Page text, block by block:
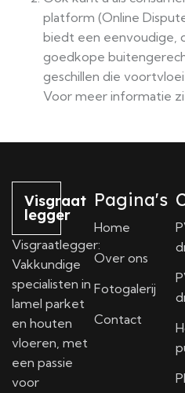
platform (Online
biedt een eenvoudige,
goedkope
geschillen die
Voor meer informatie
Visgraat
legger
Visgraatlegger:
Vakkundige
specialisten in
lamel parket
en houten
vloeren, met
een passie
voor
Pagina's
Home
Over ons
Fotogalerij
Contact